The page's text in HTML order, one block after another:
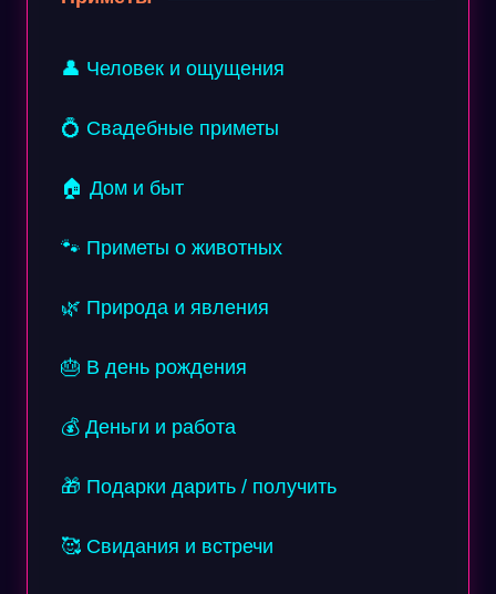
👤 Человек и ощущения
💍 Свадебные приметы
🏠 Дом и быт
🐾 Приметы о животных
🌿 Природа и явления
🎂 В день рождения
💰 Деньги и работа
🎁 Подарки дарить / получить
🥰 Свидания и встречи